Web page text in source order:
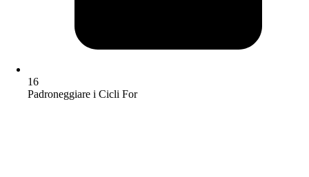
16
Padroneggiare i Cicli For